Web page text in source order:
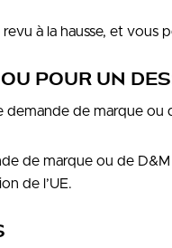
à la hausse, et vous
POUR UN
de marque ou
de marque ou de
de l’UE.